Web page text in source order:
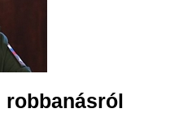
robbanásról